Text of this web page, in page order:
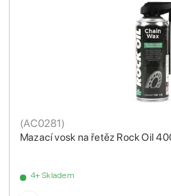
Mazací vosk na řetěz Rock Oil
(AC0281)
4+ Skladem